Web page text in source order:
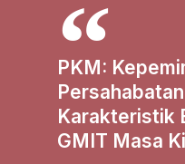
PKM:
Karakteristik
GMIT Masa